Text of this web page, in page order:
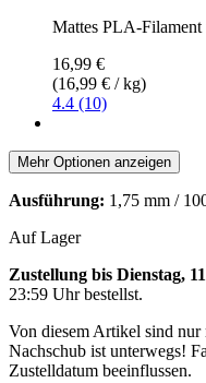
Mattes PLA-
16,99 €
(16,99 € / kg)
4.4 (10)
Mehr Optionen anzeigen
Ausführung: 1,75 mm /
Auf Lager
Zustellung bis Dienstag,
23:59 Uhrbestellst.
Von diesem Artikel sind nur
Nachschub ist unterwegs!
Zustelldatum beeinflussen.